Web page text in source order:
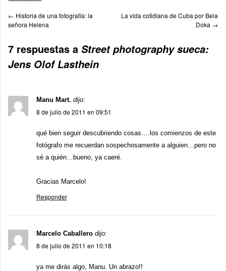
← Historia de una fotografía: la
señora Helena
La vida cotidiana de Cuba por Bela
Doka →
7 respuestas a Street photography sueca:
Jens Olof Lasthein
Manu Mart. dijo:
8 de julio de 2011 en 09:51
qué bien seguir descubriendo cosas….los comienzos de este
fotógrafo me recuerdan sospechosamente a alguien…pero no
sé a quién…bueno, ya caeré.
Gracias Marcelo!
Responder
Marcelo Caballero dijo:
8 de julio de 2011 en 10:18
ya me dirás algo, Manu. Un abrazo!!